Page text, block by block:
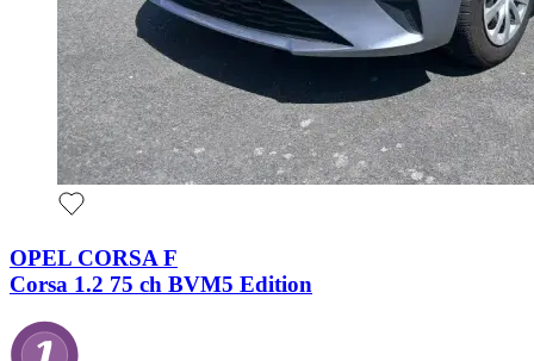
OPEL CORSA F
Corsa 1.2 75 ch BVM5 Edition